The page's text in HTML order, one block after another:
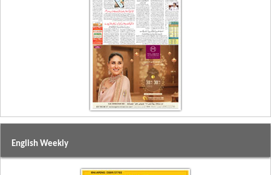
English Weekly